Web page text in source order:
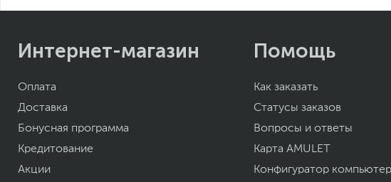
Интернет-магазин
Оплата
Доставка
Бонусная программа
Кредитование
Акции
Помощь
Как заказать
Статусы заказов
Вопросы и ответы
Карта AMULET
Конфигуратор